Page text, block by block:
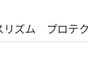
ズム プロテ